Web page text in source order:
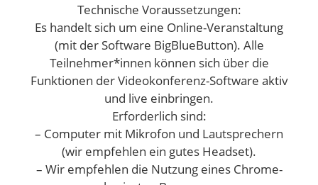
Technische Voraussetzungen:
Es handelt sich um eine Online-Veranstaltung
(mit der Software BigBlueButton). Alle
Teilnehmer*innen können sich über die
Funktionen der Videokonferenz-Software aktiv
und live einbringen.
Erforderlich sind:
– Computer mit Mikrofon und Lautsprechern
(wir empfehlen ein gutes Headset).
– Wir empfehlen die Nutzung eines Chrome-